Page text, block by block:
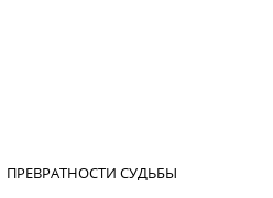
ПРЕВРАТНОСТИ СУДЬБЫ